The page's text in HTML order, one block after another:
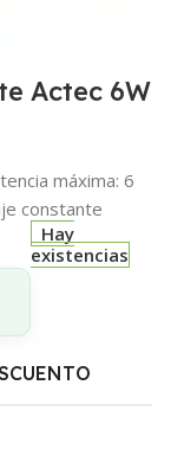
Actec 6W
máxima: 6
constante
Hay
existencias